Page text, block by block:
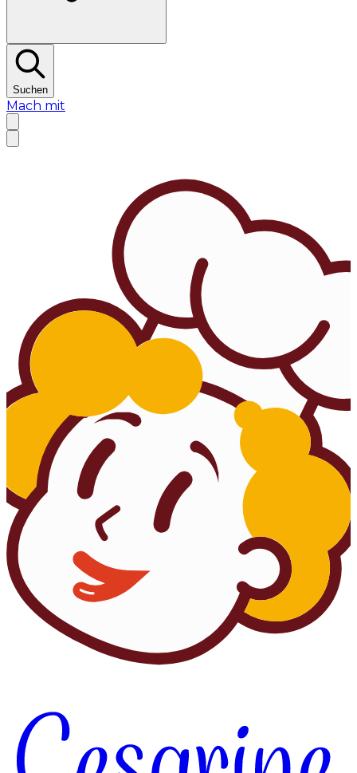
Suchen
Mach mit